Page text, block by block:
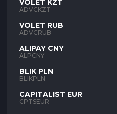
VOLET KZT
ADVCKZT
VOLET RUB
ADVCRUB
ALIPAY CNY
ALPCNY
BLIK PLN
BLIKPLN
CAPITALIST EUR
CPTSEUR